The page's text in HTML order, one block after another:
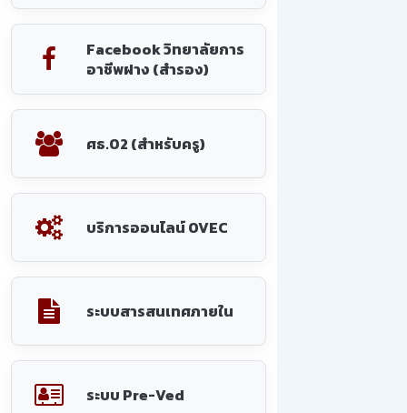
Facebook วิทยาลัยการ
อาชีพฝาง (สำรอง)
ศธ.02 (สำหรับครู)
บริการออนไลน์ OVEC
ระบบสารสนเทศภายใน
ระบบ Pre-Ved